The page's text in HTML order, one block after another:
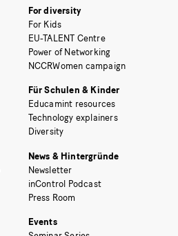
For diversity
For Kids
EU-TALENT Centre
Power of Networking
NCCRWomen campaign
Für Schulen & Kinder
Educamint resources
Technology explainers
Diversity
News & Hintergründe
Newsletter
inControl Podcast
Press Room
Events